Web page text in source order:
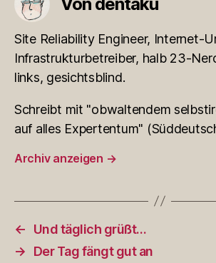
Site Reliability Engineer, Internet-
Infrastrukturbetreiber, halb 23-
links, gesichtsblind.
Schreibt mit "obwaltendem
auf alles Expertentum"
Archiv anzeigen →
←
Und täglich grüßt…
→
Der Tag fängt gut an